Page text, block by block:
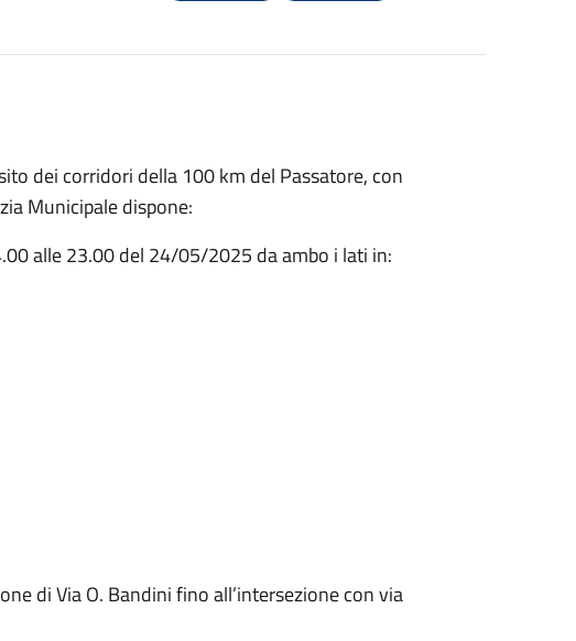
dei corridori della 100 km del Passatore, con
Municipale dispone:
alle 23.00 del 24/05/2025 da ambo i lati in:
di Via O. Bandini fino all’intersezione con via